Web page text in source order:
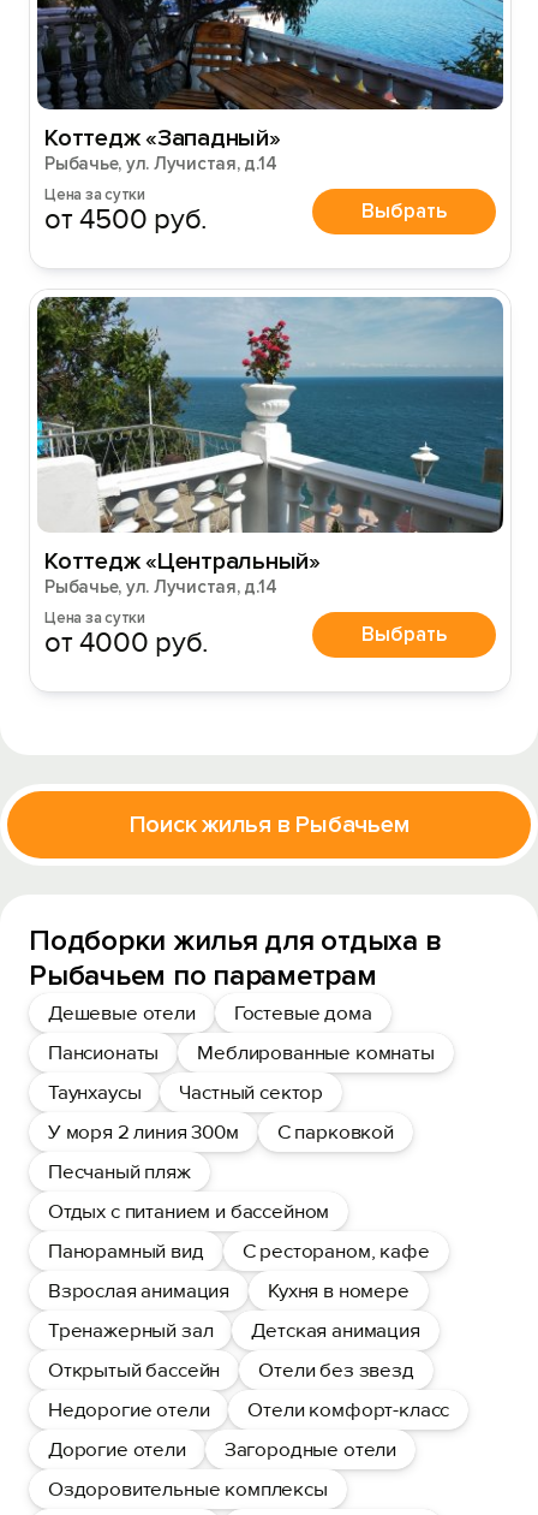
Коттедж «Западный»
Рыбачье, ул. Лучистая, д.14
Цена за сутки
от 4500 руб. Выбрать
Коттедж «Центральный»
Рыбачье, ул. Лучистая, д.14
Цена за сутки
от 4000 руб. Выбрать
Поиск жилья в Рыбачьем
Подборки жилья для отдыха в
Рыбачьем по параметрам
Дешевые отели
Гостевые дома
Пансионаты
Меблированные комнаты
Таунхаусы
Частный сектор
У моря 2 линия 300м
С парковкой
Песчаный пляж
Отдых с питанием и бассейном
Панорамный вид
С рестораном, кафе
Взрослая анимация
Кухня в номере
Тренажерный зал
Детская анимация
Открытый бассейн
Отели без звезд
Недорогие отели
Отели комфорт-класс
Дорогие отели
Загородные отели
Оздоровительные комплексы